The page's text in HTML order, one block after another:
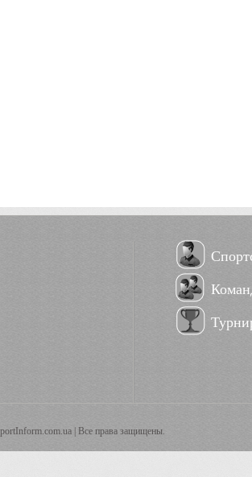
| Все права защищены.